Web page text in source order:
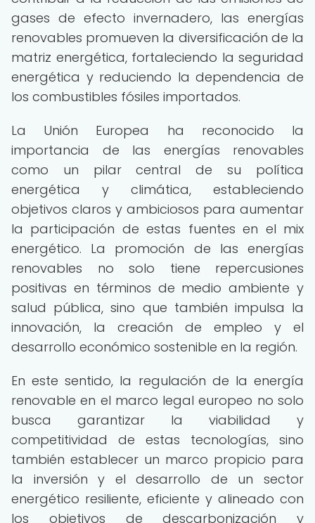
gases de efecto invernadero, las energías
renovables promueven la diversificación de la
matriz energética, fortaleciendo la seguridad
energética y reduciendo la dependencia de
los combustibles fósiles importados.
La Unión Europea ha reconocido la
importancia de las energías renovables
como un pilar central de su política
energética y climática, estableciendo
objetivos claros y ambiciosos para aumentar
la participación de estas fuentes en el mix
energético. La promoción de las energías
renovables no solo tiene repercusiones
positivas en términos de medio ambiente y
salud pública, sino que también impulsa la
innovación, la creación de empleo y el
desarrollo económico sostenible en la región.
En este sentido, la regulación de la energía
renovable en el marco legal europeo no solo
busca garantizar la viabilidad y
competitividad de estas tecnologías, sino
también establecer un marco propicio para
la inversión y el desarrollo de un sector
energético resiliente, eficiente y alineado con
los objetivos de descarbonización y